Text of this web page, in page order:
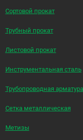
Сортовой прокат
Трубный прокат
Листовой прокат
Инструментальная сталь
Трубопроводная арматура
Сетка металлическая
Метизы